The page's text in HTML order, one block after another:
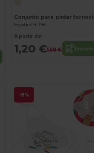
Egotier 91755
A partir de:
1,20 €1,58 €
-8%